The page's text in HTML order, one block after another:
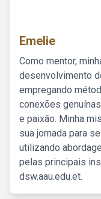
Emelie
Como mentor,
desenvolvimento
empregando
conexões
e paixão. Minha
sua jornada para
utilizando
pelas principais
dsw.aau.edu.et.